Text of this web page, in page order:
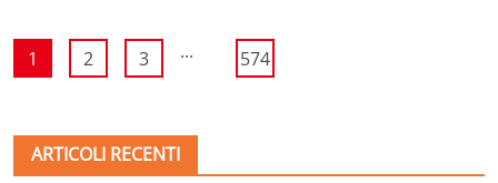
1 2 3 ... 574
ARTICOLI RECENTI